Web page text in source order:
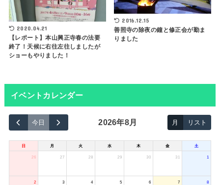
2020.04.21
【レポート】本山興正寺春の法要
終了！天候に右往左往しましたが
ショーもやりました！
2016.12.15
善照寺の除夜の鐘と修正会が勤ま
りました
イベントカレンダー
今日 2026年8月 月 リスト
日 月 火 水 木 金 土
26 27 28 29 30 31 1
2 3 4 5 6 7 8